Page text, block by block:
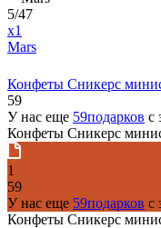
5/47
x1
Mars
Конфеты Сникерс
59
У нас еще 59подарков с
Конфеты Сникерс
1
59
У нас еще 59подарков с
Конфеты Сникерс